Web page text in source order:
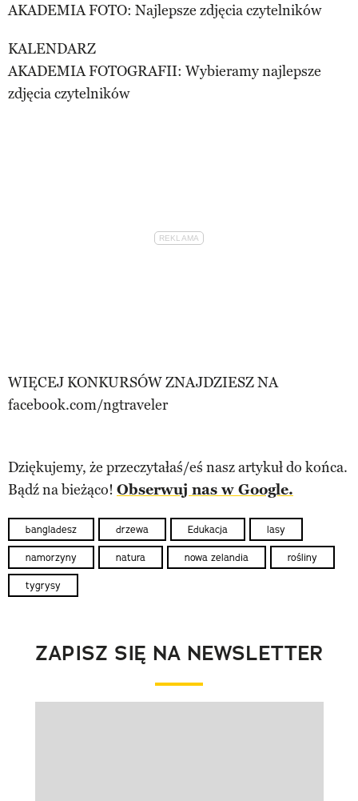
AKADEMIA FOTO: Najlepsze zdjęcia czytelników
KALENDARZ
AKADEMIA FOTOGRAFII: Wybieramy najlepsze
zdjęcia czytelników
WIĘCEJ KONKURSÓW ZNAJDZIESZ NA
facebook.com/ngtraveler
Dziękujemy, że przeczytałaś/eś nasz artykuł do końca.
Bądź na bieżąco! Obserwuj nas w Google.
bangladesz drzewa Edukacja lasy
namorzyny natura nowa zelandia rośliny
tygrysy
ZAPISZ SIĘ NA NEWSLETTER